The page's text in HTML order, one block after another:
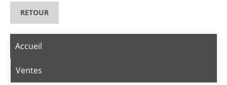
Accueil
Ventes
RETOUR